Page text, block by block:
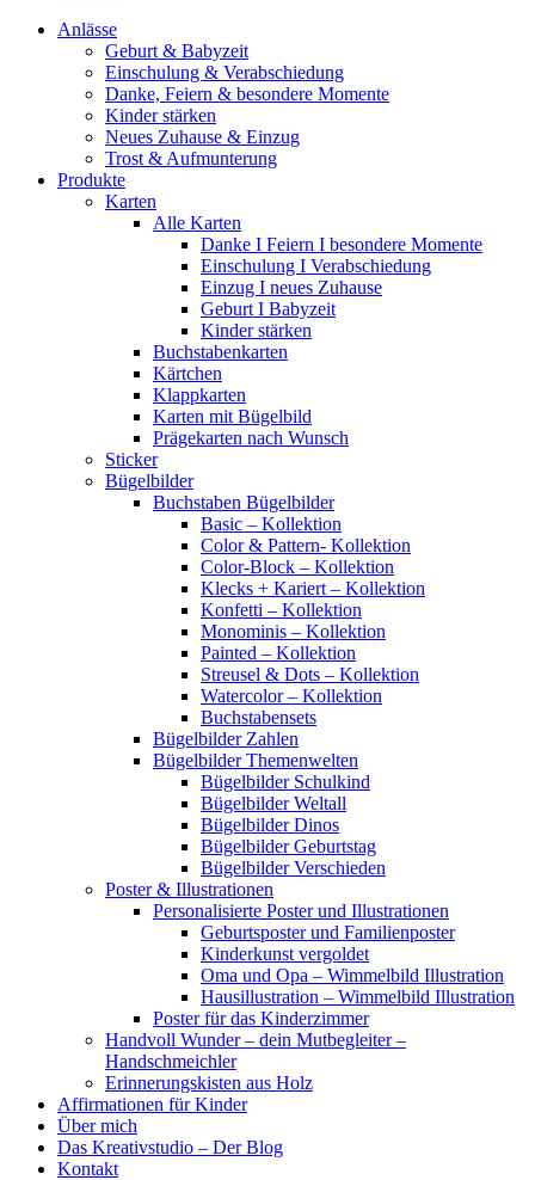
Anlässe
Geburt & Babyzeit
Einschulung & Verabschiedung
Danke, Feiern & besondere Momente
Kinder stärken
Neues Zuhause & Einzug
Trost & Aufmunterung
Produkte
Karten
Alle Karten
Danke I Feiern I besondere Momente
Einschulung I Verabschiedung
Einzug I neues Zuhause
Geburt I Babyzeit
Kinder stärken
Buchstabenkarten
Kärtchen
Klappkarten
Karten mit Bügelbild
Prägekarten nach Wunsch
Sticker
Bügelbilder
Buchstaben Bügelbilder
Basic – Kollektion
Color & Pattern- Kollektion
Color-Block – Kollektion
Klecks + Kariert – Kollektion
Konfetti – Kollektion
Monominis – Kollektion
Painted – Kollektion
Streusel & Dots – Kollektion
Watercolor – Kollektion
Buchstabensets
Bügelbilder Zahlen
Bügelbilder Themenwelten
Bügelbilder Schulkind
Bügelbilder Weltall
Bügelbilder Dinos
Bügelbilder Geburtstag
Bügelbilder Verschieden
Poster & Illustrationen
Personalisierte Poster und Illustrationen
Geburtsposter und Familienposter
Kinderkunst vergoldet
Oma und Opa – Wimmelbild Illustration
Hausillustration – Wimmelbild Illustration
Poster für das Kinderzimmer
Handvoll Wunder – dein Mutbegleiter –
Handschmeichler
Erinnerungskisten aus Holz
Affirmationen für Kinder
Über mich
Das Kreativstudio – Der Blog
Kontakt